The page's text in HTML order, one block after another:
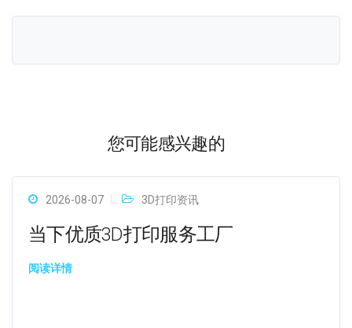
您可能感兴趣的
2026-08-07 3D打印资讯
当下优质3D打印服务工厂
阅读详情